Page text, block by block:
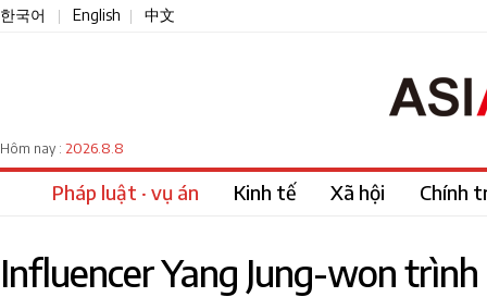
한국어 English 中文
Hôm nay : 2026.8.8
Pháp luật · vụ án Kinh tế Xã hội Chính
Influencer Yang Jung-won